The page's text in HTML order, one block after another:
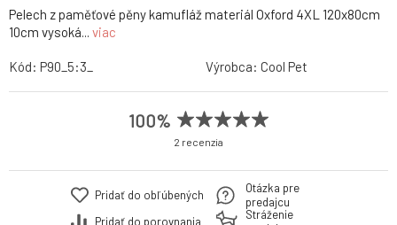
Pelech z paměťové pěny kamufláž materiál Oxford 4XL 120x80cm
10cm vysoká... viac
Kód: P90_5:3_ Výrobca: Cool Pet
100%
2 recenzia
Pridať do obľúbených
Pridať do porovnania
Otázka pre
predajcu
Stráženie